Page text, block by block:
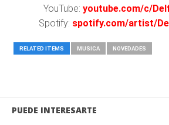
YouTube: youtube.com/c/
Spotify: spotify.com/artist/
RELATED ITEMS MUSICA NOVEDADES
PUEDE INTERESARTE